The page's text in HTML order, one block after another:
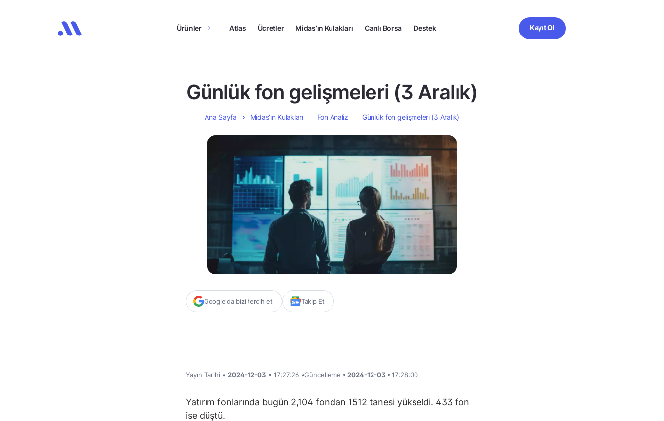
Ürünler Atlas Ücretler Midas’ın Kulakları Canlı Borsa Destek Kayıt Ol
Günlük fon gelişmeleri (3 Aralık)
Ana Sayfa Midas’ın Kulakları Fon Analiz Günlük fon gelişmeleri (3 Aralık)
Google'da bizi tercih et Takip Et
Yayın Tarihi • 2024-12-03 • 17:27:26 •Güncelleme • 2024-12-03 • 17:28:00
Yatırım fonlarında bugün 2,104 fondan 1512 tanesi yükseldi. 433 fon
ise düştü.